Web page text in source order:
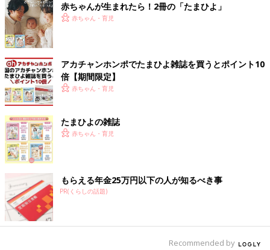
赤ちゃんが生まれたら！2冊の「たまひよ」
赤ちゃん・育児
アカチャンホンポでたまひよ雑誌を買うとポイント10
倍【期間限定】
赤ちゃん・育児
たまひよの雑誌
赤ちゃん・育児
もらえる年金25万円以下の人が知るべき事
PR(くらしの話題)
Recommended by